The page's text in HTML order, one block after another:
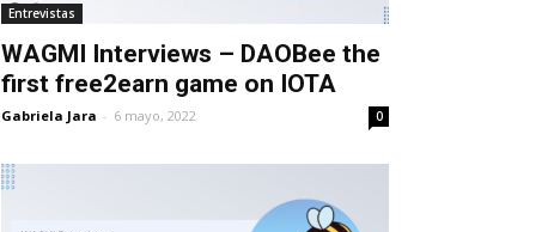
Entrevistas
WAGMI Interviews – DAOBee the
first free2earn game on IOTA
Gabriela Jara - 6 mayo, 2022 0